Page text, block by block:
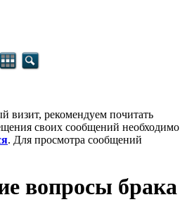
визит, рекомендуем почитать
своих сообщений необходимо
. Для просмотра сообщений
вопросы брака